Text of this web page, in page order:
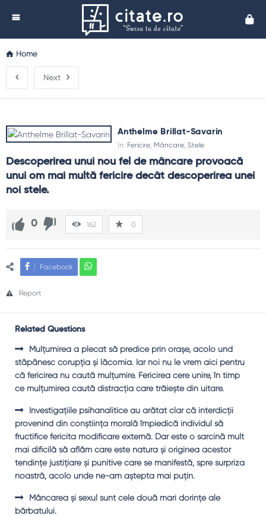
Home
Next
Anthelme Brillat-Savarin
In: Fericire, Mâncare, Stele
Descoperirea unui nou fel de mâncare provoacă
unui om mai multă fericire decât descoperirea unei
noi stele.
0 162 0
Facebook
Report
Related Questions
Mulţumirea a plecat să predice prin oraşe, acolo und
stăpânesc corupţia şi lăcomia. Iar noi nu le vrem aici pentru
că fericirea nu caută mulţumire. Fericirea cere unire, în timp
ce mulţumirea caută distracţia care trăieşte din uitare.
Investigaţiile psihanalitice au arătat clar că interdicţii
provenind din conştiinţa morală împiedică individul să
fructifice fericita modificare externă. Dar este o sarcină mult
mai dificilă să aflăm care este natura şi originea acestor
tendinţe justiţiare şi punitive care se manifestă, spre surpriza
noastră, acolo unde ne-am aştepta mai puţin.
Mâncarea şi sexul sunt cele două mari dorinţe ale
bărbatului.